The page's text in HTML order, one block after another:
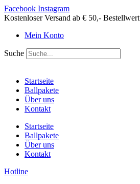
Zum
Inhalt
Facebook Instagram
Kostenloser Versand ab € 50,- Bestellwert
Mein Konto
Suche
Startseite
Ballpakete
Über uns
Kontakt
Startseite
Ballpakete
Über uns
Kontakt
Hotline